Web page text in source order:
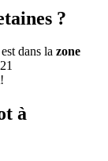
?
dans la zone
à